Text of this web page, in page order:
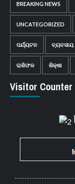
BREAKING NEWS
UNCATEGORIZED
ପର୍ଯ୍ୟଟନ ବ୍ୟବସାୟ
ରାଶିଫଳ ଶିକ୍ଷା
Visitor Counter